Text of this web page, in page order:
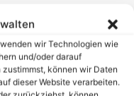
wir Technologien wie
und/oder darauf
können wir Daten
dieser Website verarbeiten.
bei Ihren